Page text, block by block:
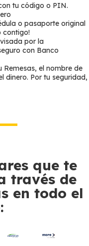
tu código o PIN.
o pasaporte original
contigo!
por la
con Banco
Remesas, el nombre de
dinero. Por tu seguridad,
que te
través de
en todo el